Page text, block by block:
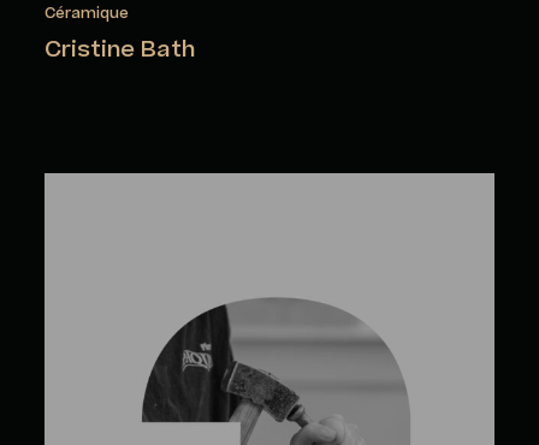
Céramique
Cristine Bath